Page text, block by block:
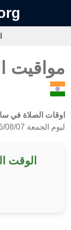
مواقيت
اوقات الصلاة في
ليوم الجمعة 2026/08/07
الوقت